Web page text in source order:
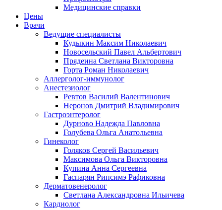
Медицинские справки
Цены
Врачи
Ведущие специалисты
Кудыкин Максим Николаевич
Новосельский Павел Альбертович
Прядеина Светлана Викторовна
Горта Роман Николаевич
Аллерголог-иммунолог
Анестезиолог
Ревтов Василий Валентинович
Неронов Дмитрий Владимирович
Гастроэнтеролог
Дурново Надежда Павловна
Голубева Ольга Анатольевна
Гинеколог
Голяков Сергей Васильевич
Максимова Ольга Викторовна
Купина Анна Сергеевна
Гаспарян Рипсимэ Рафиковна
Дерматовенеролог
Светлана Александровна Ильичева
Кардиолог